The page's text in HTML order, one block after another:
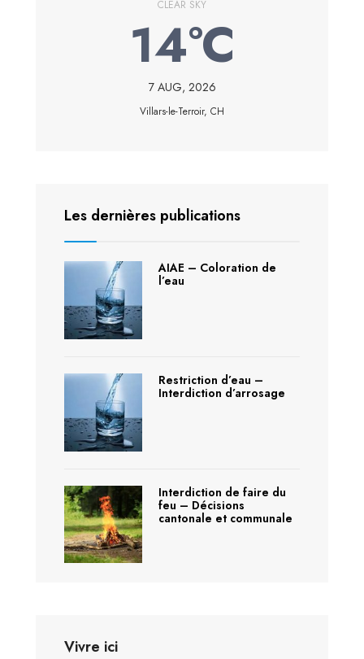
CLEAR SKY
14°C
7 AUG, 2026
Villars-le-Terroir, CH
Les dernières publications
AIAE – Coloration de
l’eau
Restriction d’eau –
Interdiction d’arrosage
Interdiction de faire du
feu – Décisions
cantonale et communale
Vivre ici